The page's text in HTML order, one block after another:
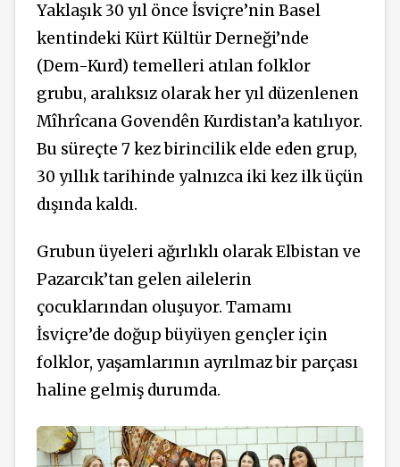
Yaklaşık 30 yıl önce İsviçre’nin Basel
kentindeki Kürt Kültür Derneği’nde
(Dem-Kurd) temelleri atılan folklor
grubu, aralıksız olarak her yıl düzenlenen
Mîhrîcana Govendên Kurdistan’a katılıyor.
Bu süreçte 7 kez birincilik elde eden grup,
30 yıllık tarihinde yalnızca iki kez ilk üçün
dışında kaldı.
Grubun üyeleri ağırlıklı olarak Elbistan ve
Pazarcık’tan gelen ailelerin
çocuklarından oluşuyor. Tamamı
İsviçre’de doğup büyüyen gençler için
folklor, yaşamlarının ayrılmaz bir parçası
haline gelmiş durumda.